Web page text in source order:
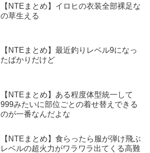
【NTEまとめ】イロヒの衣装全部裸足な
の草生える
【NTEまとめ】最近釣りレベル9になっ
たばかりだけど
【NTEまとめ】ある程度体型統一して
999みたいに部位ごとの着せ替えできる
のが一番なんだよな
【NTEまとめ】食らったら服が弾け飛ぶ
レベルの超火力がワラワラ出てくる高難